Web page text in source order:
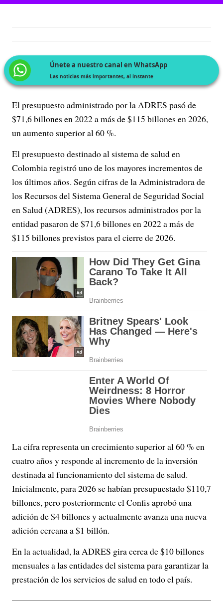
Únete a nuestro canal en WhatsApp
Las noticias más importantes, al instante
El presupuesto administrado por la ADRES pasó de
$71,6 billones en 2022 a más de $115 billones en 2026,
un aumento superior al 60 %.
El presupuesto destinado al sistema de salud en
Colombia registró uno de los mayores incrementos de
los últimos años. Según cifras de la Administradora de
los Recursos del Sistema General de Seguridad Social
en Salud (ADRES), los recursos administrados por la
entidad pasaron de $71,6 billones en 2022 a más de
$115 billones previstos para el cierre de 2026.
La cifra representa un crecimiento superior al 60 % en
cuatro años y responde al incremento de la inversión
destinada al funcionamiento del sistema de salud.
Inicialmente, para 2026 se habían presupuestado $110,7
billones, pero posteriormente el Confis aprobó una
adición de $4 billones y actualmente avanza una nueva
adición cercana a $1 billón.
En la actualidad, la ADRES gira cerca de $10 billones
mensuales a las entidades del sistema para garantizar la
prestación de los servicios de salud en todo el país.